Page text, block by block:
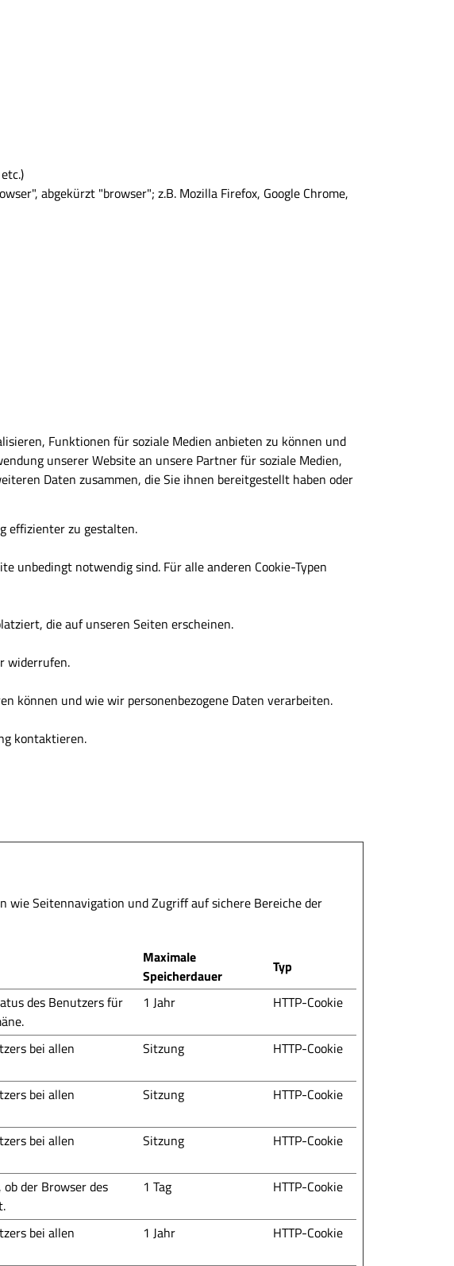
abgekürzt "browser"; z.B. Mozilla Firefox, Google Chrome,
Funktionen für soziale Medien anbieten zu können und
unserer Website an unsere Partner für soziale Medien,
Daten zusammen, die Sie ihnen bereitgestellt haben oder
effizienter zu gestalten.
unbedingt notwendig sind. Für alle anderen Cookie-Typen
die auf unseren Seiten erscheinen.
widerrufen.
können und wie wir personenbezogene Daten verarbeiten.
kontaktieren.
wie Seitennavigation und Zugriff auf sichere Bereiche der
Maximale
Speicherdauer
Typ
des Benutzers für
1 Jahr HTTP-Cookie
bei allen
Sitzung HTTP-Cookie
bei allen
Sitzung HTTP-Cookie
bei allen
Sitzung HTTP-Cookie
der Browser des
1 Tag HTTP-Cookie
bei allen
1 Jahr HTTP-Cookie